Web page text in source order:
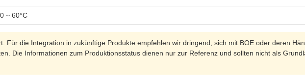
~ 60°C
Für die Integration in zukünftige Produkte empfehlen wir dringend, sich mit BOE oder deren
Die Informationen zum Produktionsstatus dienen nur zur Referenz und sollten nicht als